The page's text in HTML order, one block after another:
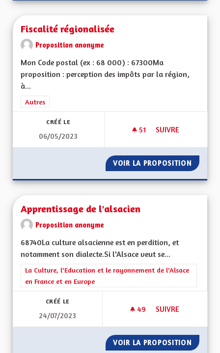
Fiscalité régionalisée
Proposition anonyme
Mon Code postal (ex : 68 000) : 67300Ma
proposition : perception des impôts par la région,
à...
Filtrer les résultats de la catégorie : Autres
Autres
CRÉÉ LE
06/05/2023
51 51 ABONNÉS
SUIVRE
VOIR LA PROPOSITION
Apprentissage de l'alsacien
Proposition anonyme
68740La culture alsacienne est en perdition, et
notamment son dialecte.Si l'Alsace veut se...
Filtrer les résultats de la catégorie : La Culture, l'Education et
La Culture, l'Education et le rayonnement de l'Alsace
en France et en Europe
CRÉÉ LE
24/07/2023
49 49 ABONNÉS
SUIVRE
VOIR LA PROPOSITION